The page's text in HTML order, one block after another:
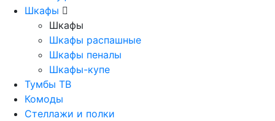
Шкафы
Шкафы
Шкафы распашные
Шкафы пеналы
Шкафы-купе
Тумбы ТВ
Комоды
Стеллажи и полки